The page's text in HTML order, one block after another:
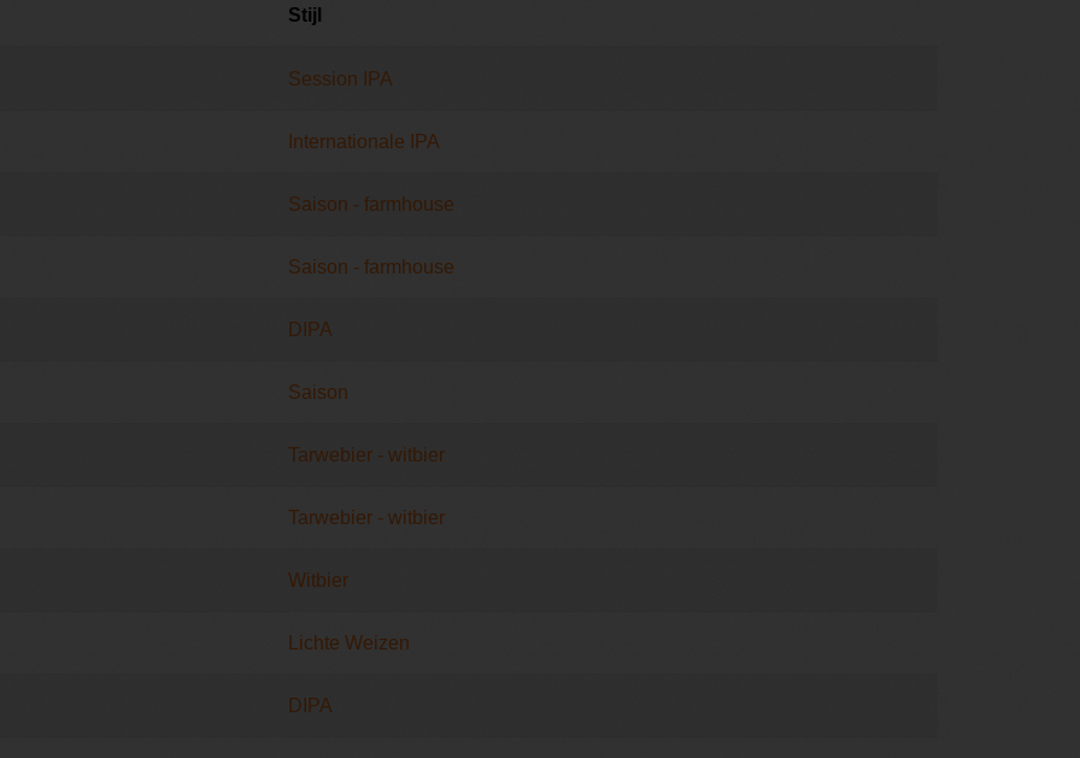
Stijl
Session IPA
Internationale IPA
Saison - farmhouse
Saison - farmhouse
DIPA
Saison
Tarwebier - witbier
Tarwebier - witbier
Witbier
Lichte Weizen
DIPA